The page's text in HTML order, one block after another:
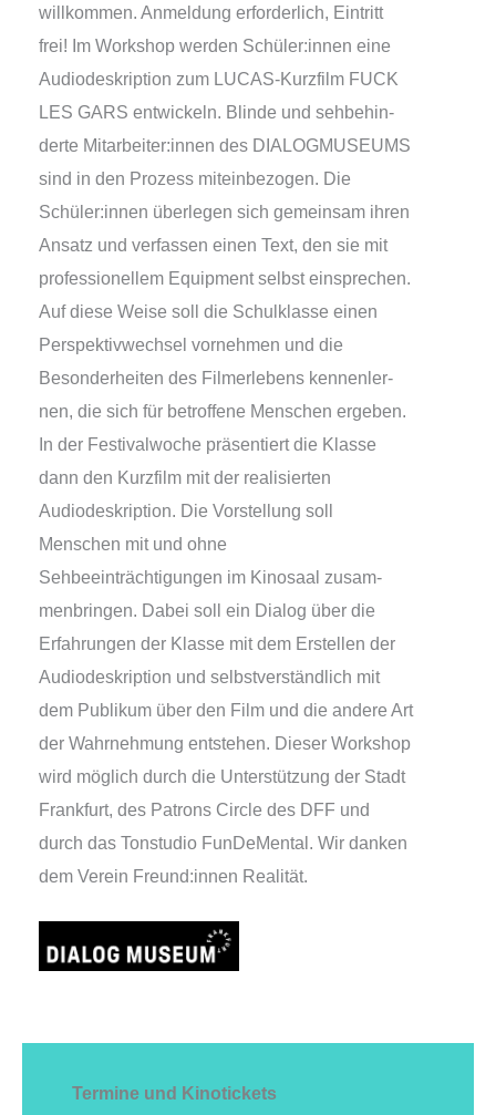
will­kom­men. Anmeldung erfor­der­lich, Eintritt
frei! Im Workshop wer­den Schüler:innen eine
Audiodeskription zum LUCAS-Kurzfilm FUCK
LES GARS ent­wi­ckeln. Blinde und seh­be­hin­
der­te Mitarbeiter:innen des DIALOGMUSEUMS
sind in den Prozess mit­ein­be­zo­gen. Die
Schüler:innen über­le­gen sich gemein­sam ihren
Ansatz und ver­fas­sen einen Text, den sie mit
pro­fes­sio­nel­lem Equipment selbst ein­spre­chen.
Auf die­se Weise soll die Schulklasse einen
Perspektivwechsel vor­neh­men und die
Besonderheiten des Filmerlebens ken­nen­ler­
nen, die sich für betrof­fe­ne Menschen erge­ben.
In der Festivalwoche prä­sen­tiert die Klasse
dann den Kurzfilm mit der rea­li­sier­ten
Audiodeskription. Die Vorstellung soll
Menschen mit und ohne
Sehbeeinträchtigungen im Kinosaal zusam­
men­brin­gen. Dabei soll ein Dialog über die
Erfahrungen der Klasse mit dem Erstellen der
Audiodeskription und selbst­ver­ständ­lich mit
dem Publikum über den Film und die ande­re Art
der Wahrnehmung ent­ste­hen. Dieser Workshop
wird mög­lich durch die Unterstützung der Stadt
Frankfurt, des Patrons Circle des DFF und
durch das Tonstudio FunDeMental. Wir dan­ken
dem Verein Freund:innen Realität.
Termine und Kinotickets